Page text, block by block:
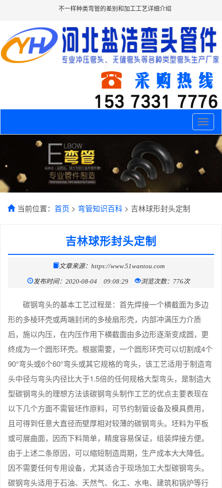
不一样种类弯管的差别和加工工艺详细介绍
Toggle
当前位置： 首页 > 弯管知识百科 > 吉林球形封头定制
吉林球形封头定制
文章来源：https://www.51wantou.com
发布时间：2020-08-04 09:08:29 浏览次数：776次
碳钢弯头的基本工艺过程是：首先焊接一个横截面为多边
形的多棱环壳或两端封闭的多棱扇形壳，内部冲满压力介质
后，施以内压，在内压作用下横截面由多边形逐渐变成圆，更
终成为一个圆形环壳。根据需要，一个圆形环壳可以切割成4个
90°弯头或6个60°弯头或其它规格的弯头，该工艺适用于制造弯
头中径与弯头内径比大于1.5倍的任何规格大型弯头，是制造大
型碳钢弯头的理想方法该碳钢弯头制作工艺的优点主要表现在
以下几个方面不需管坯作原料，可节约制管设备及模具费用，
且可得到任意大直径而壁厚相对较薄的碳钢弯头。坯料为平板
或可展曲面，因而下料简单，精度容易保证，组装焊接方便。
由于上述二条原因，可以缩短制造周期，生产成本大大降低。
因不需要任何专用设备，尤其适合于现场加工大型碳钢弯头。
碳钢弯头适用于石油、天然气、化工、水电、建筑和锅炉等行